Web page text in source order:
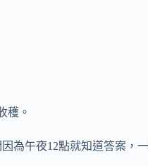
穫。
午夜12點就知道答案，